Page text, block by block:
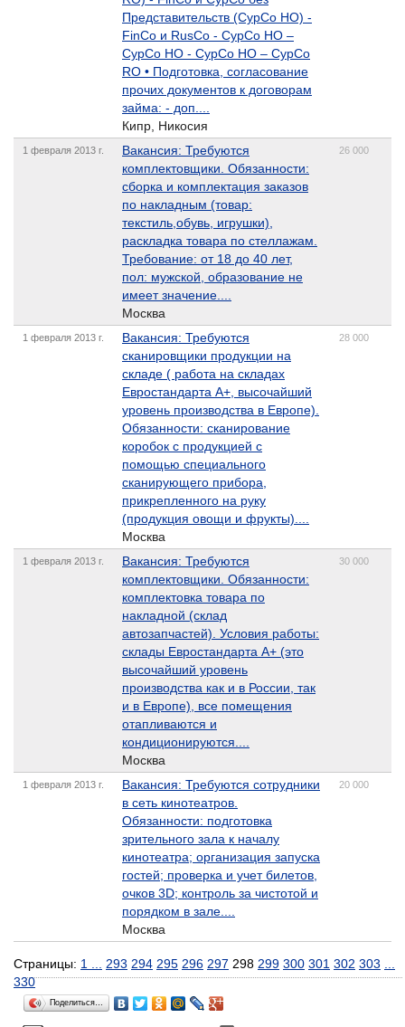
Представительств (CypCo НO) -
FinCo и RusCo - CypCo HO –
CypCo HO - CypCo HO – CypCo
RO • Подготовка, согласование
прочих документов к договорам
займа: - доп....
Кипр, Никосия
1 февраля 2013 г.
Вакансия: Требуются
комплектовщики. Обязанности:
сборка и комплектация заказов
по накладным (товар:
текстиль,обувь, игрушки),
раскладка товара по стеллажам.
Требование: от 18 до 40 лет,
пол: мужской, образование не
имеет значение....
Москва
26 000
1 февраля 2013 г.
Вакансия: Требуются
сканировщики продукции на
складе ( работа на складах
Евростандарта А+, высочайший
уровень производства в Европе).
Обязанности: сканирование
коробок с продукцией с
помощью специального
сканирующего прибора,
прикрепленного на руку
(продукция овощи и фрукты)....
Москва
28 000
1 февраля 2013 г.
Вакансия: Требуются
комплектовщики. Обязанности:
комплектовка товара по
накладной (склад
автозапчастей). Условия работы:
склады Евростандарта А+ (это
высочайший уровень
производства как и в России, так
и в Европе), все помещения
отапливаются и
кондиционируются....
Москва
30 000
1 февраля 2013 г.
Вакансия: Требуются сотрудники
в сеть кинотеатров.
Обязанности: подготовка
зрительного зала к началу
кинотеатра; организация запуска
гостей; проверка и учет билетов,
очков 3D; контроль за чистотой и
порядком в зале....
Москва
20 000
Страницы: 1 293 294 295 296 297 298 299 300 301 302 303
330
Поделиться…